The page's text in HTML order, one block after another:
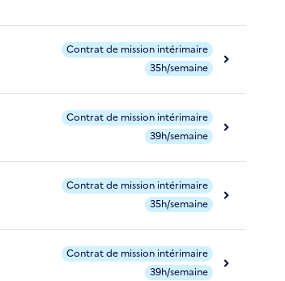
Contrat de mission intérimaire
35h/semaine
Contrat de mission intérimaire
39h/semaine
Contrat de mission intérimaire
35h/semaine
Contrat de mission intérimaire
39h/semaine